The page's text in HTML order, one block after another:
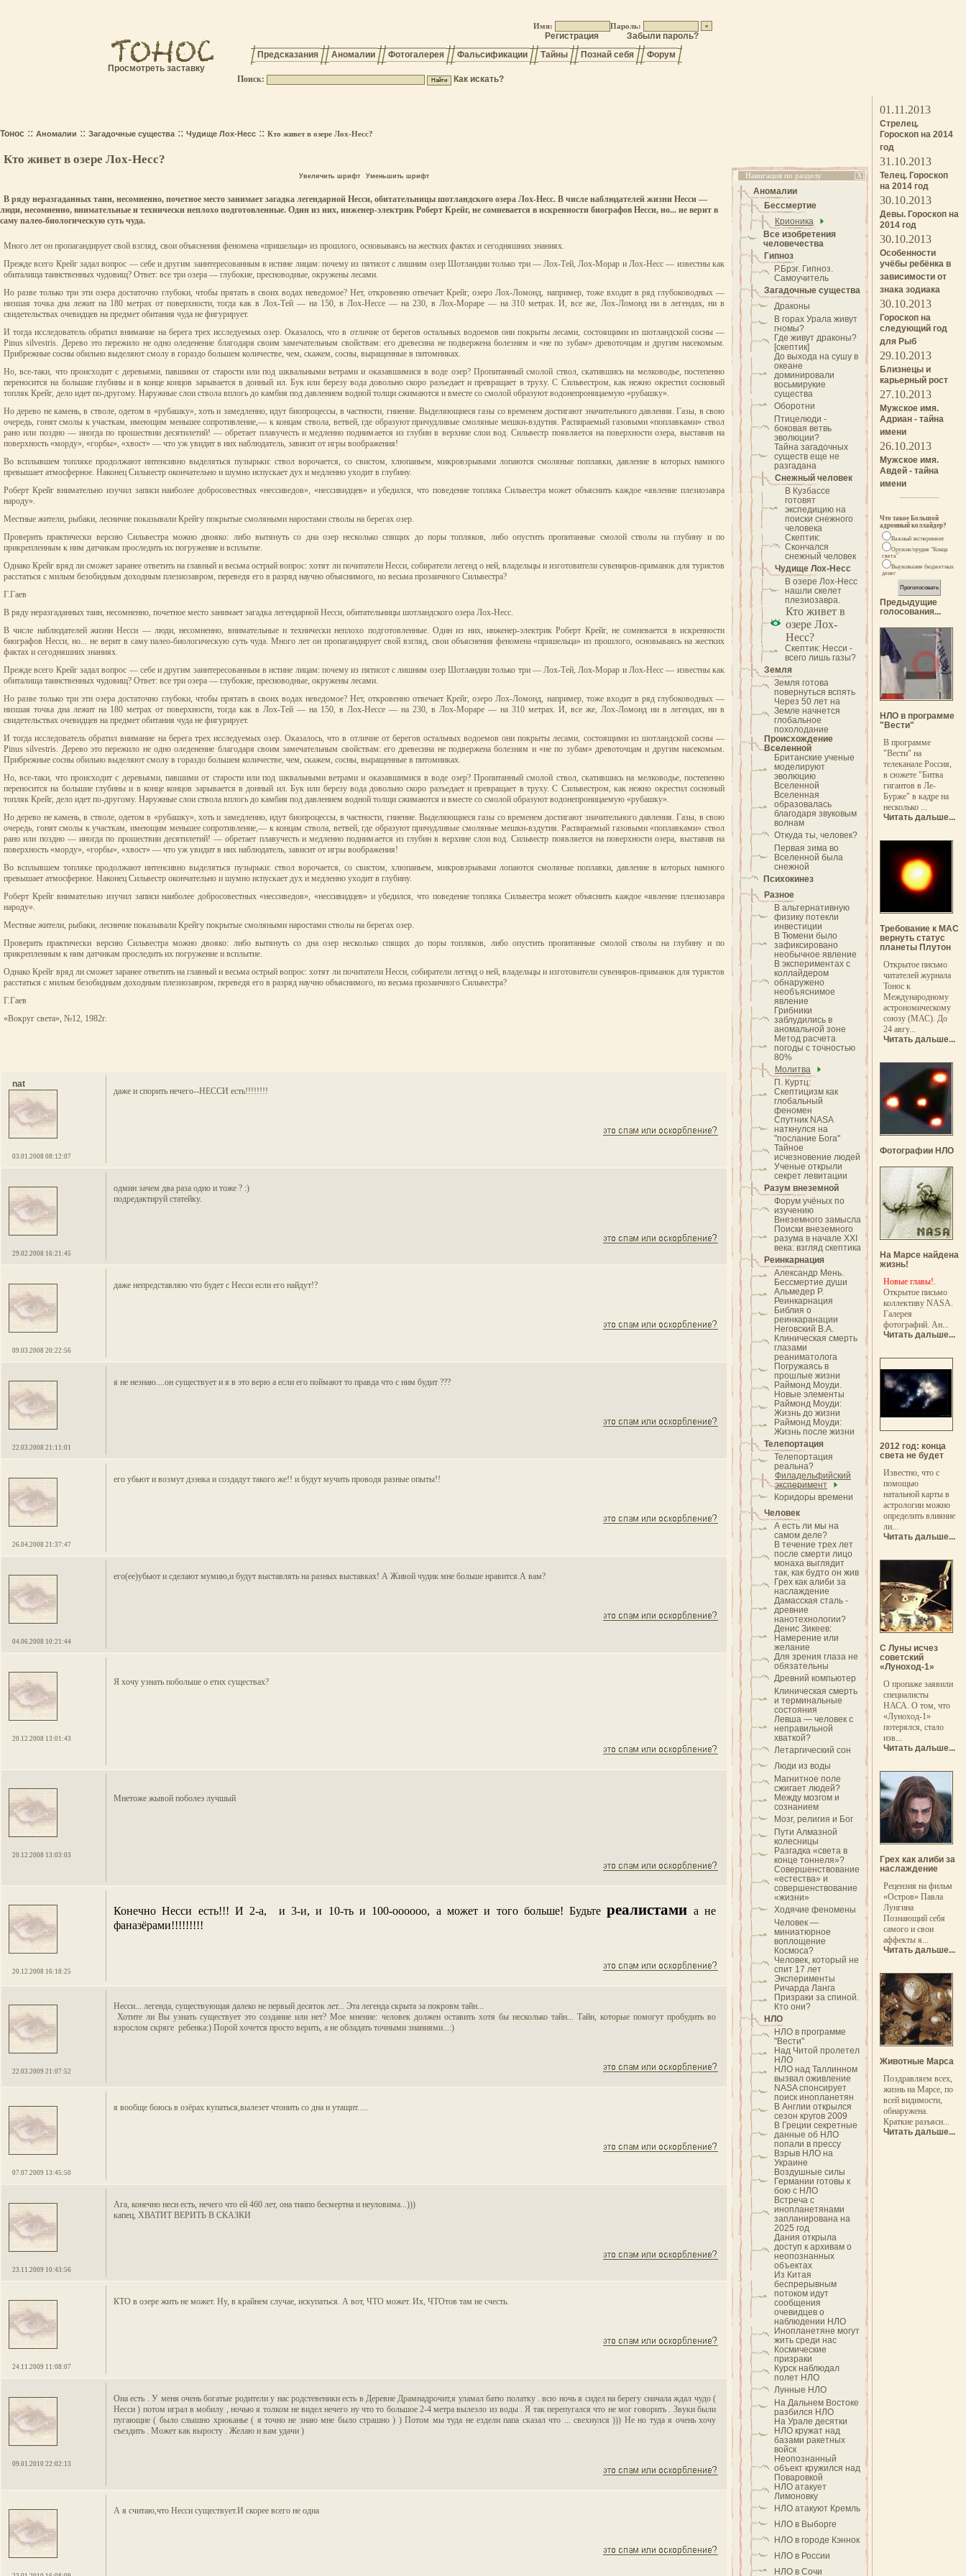
Имя: Пароль:
Регистрация
Забыли пароль?
Предсказания
Аномалии Фотогалерея Фальсификации Тайны Познай себя Форум
Поиск: Как искать?
Тонос :: Аномалии :: Загадочные существа :: Чудище Лох-Несс :: Кто живет в озере Лох-Несс?
Кто живет в озере Лох-Несс?
Увеличить шрифт Уменьшить шрифт
В ряду неразгаданных таин, несомненно, почетное место занимает загадка легендарной Несси, обитательницы шотландского озера Лох-Несс. В числе наблюдателей жизни Несси —
люди, несомненно, внимательные и технически неплохо подготовленные. Один из них, инженер-электрик Роберт Крейг, не сомневается в искренности биографов Несси, но... не верит в
саму палео-биологическую суть чуда.
Много лет он пропагандирует свой взгляд, свои объяснения феномена «пришельца» из прошлого, основываясь на жестких фактах и сегодняшних знаниях.
Прежде всего Крейг задал вопрос — себе и другим заинтересованным в истине лицам: почему из пятисот с лишним озер Шотландии только три — Лох-Тей, Лох-Морар и Лох-Несс — известны как
обиталища таинственных чудовищ? Ответ: все три озера — глубокие, пресноводные, окружены лесами.
Но разве только три эти озера достаточно глубоки, чтобы прятать в своих водах неведомое? Нет, откровенно отвечает Крейг, озеро Лох-Ломонд, например, тоже входит в ряд глубоководных —
низшая точка дна лежит на 180 метрах от поверхности, тогда как в Лох-Тей — на 150, в Лох-Нессе — на 230, в Лох-Мораре — на 310 метрах. И, все же, Лох-Ломонд ни в легендах, ни в
свидетельствах очевидцев на предмет обитания чуда не фигурирует.
И тогда исследователь обратил внимание на берега трех исследуемых озер. Оказалось, что в отличие от берегов остальных водоемов они покрыты лесами, состоящими из шотландской сосны —
Pinus silvestris. Дерево это пережило не одно оледенение благодаря своим замечательным свойствам: его древесина не подвержена болезням и «не по зубам» древоточцам и другим насекомым.
Прибрежные сосны обильно выделяют смолу в гораздо большем количестве, чем, скажем, сосны, выращенные в питомниках.
Но, все-таки, что происходит с деревьями, павшими от старости или под шквальными ветрами и оказавшимися в воде озер? Пропитанный смолой ствол, скатившись на мелководье, постепенно
переносится на большие глубины и в конце концов зарывается в донный ил. Бук или березу вода довольно скоро разъедает и превращает в труху. С Сильвестром, как нежно окрестил сосновый
топляк Крейг, дело идет по-другому. Наружные слои ствола вплогь до камбия под давлением водной толщи сжимаются и вместе со смолой образуют водонепроницаемую «рубашку».
Но дерево не камень, в стволе, одетом в «рубашку», хоть и замедленно, идут биопроцессы, в частности, гниение. Выделяющиеся газы со временем достигают значительного давления. Газы, в свою
очередь, гонят смолы к участкам, имеющим меньшее сопротивление,— к концам ствола, ветвей, где образуют причудливые смоляные мешкн-вздутия. Распираемый газовыми «поплавками» ствол
рано или поздно — иногда по прошествии десятилетий! — обретает плавучесть и медленно поднимается из глубин в верхние слои вод. Сильвестр появляется на поверхности озера, выставив на
поверхность «морду», «горбы», «хвост» — что уж увидит в них наблюдатель, зависит от игры воображения!
Во всплывшем топляке продолжают интенсивно выделяться пузырьки: ствол ворочается, со свистом, хлюпаньем, микровзрывами лопаются смоляные поплавки, давление в которых намного
превышает атмосферное. Наконец Сильвестр окончательно и шумно испускает дух и медленно уходит в глубину.
Роберт Крейг внимательно изучил записи наиболее добросовестных «нессиведов», «нессивидцев» и убедился, что поведение топляка Сильвестра может объяснить каждое «явление плезиозавра
народу».
Местные жители, рыбаки, лесничие показывали Крейгу покрытые смоляными наростами стволы на берегах озер.
Проверить практически версию Сильвестра можно двояко: либо вытянуть со дна озер несколько спящих до поры топляков, либо опустить пропитанные смолой стволы на глубину и по
прикрепленным к ним датчикам проследить их погружение и всплытие.
Однако Крейг вряд ли сможет заранее ответить на главный и весьма острый вопрос: хотят ли почитатели Несси, собиратели легенд о ней, владельцы и изготовители сувениров-приманок для туристов
расстаться с милым безобидным доходным плезиозавром, переведя его в разряд научно объяснимого, но весьма прозаичного Сильвестра?
Г.Гаев
В ряду неразгаданных таин, несомненно, почетное место занимает загадка легендарной Несси, обитательницы шотландского озера Лох-Несс.
В числе наблюдателей жизни Несси — люди, несомненно, внимательные и технически неплохо подготовленные. Один из них, инженер-электрик Роберт Крейг, не сомневается в искренности
биографов Несси, но... не верит в саму палео-биологическую суть чуда. Много лет он пропагандирует свой взгляд, свои объяснения феномена «пришельца» из прошлого, основываясь на жестких
фактах и сегодняшних знаниях.
Прежде всего Крейг задал вопрос — себе и другим заинтересованным в истине лицам: почему из пятисот с лишним озер Шотландии только три — Лох-Тей, Лох-Морар и Лох-Несс — известны как
обиталища таинственных чудовищ? Ответ: все три озера — глубокие, пресноводные, окружены лесами.
Но разве только три эти озера достаточно глубоки, чтобы прятать в своих водах неведомое? Нет, откровенно отвечает Крейг, озеро Лох-Ломонд, например, тоже входит в ряд глубоководных —
низшая точка дна лежит на 180 метрах от поверхности, тогда как в Лох-Тей — на 150, в Лох-Нессе — на 230, в Лох-Мораре — на 310 метрах. И, все же, Лох-Ломонд ни в легендах, ни в
свидетельствах очевидцев на предмет обитания чуда не фигурирует.
И тогда исследователь обратил внимание на берега трех исследуемых озер. Оказалось, что в отличие от берегов остальных водоемов они покрыты лесами, состоящими из шотландской сосны —
Pinus silvestris. Дерево это пережило не одно оледенение благодаря своим замечательным свойствам: его древесина не подвержена болезням и «не по зубам» древоточцам и другим насекомым.
Прибрежные сосны обильно выделяют смолу в гораздо большем количестве, чем, скажем, сосны, выращенные в питомниках.
Но, все-таки, что происходит с деревьями, павшими от старости или под шквальными ветрами и оказавшимися в воде озер? Пропитанный смолой ствол, скатившись на мелководье, постепенно
переносится на большие глубины и в конце концов зарывается в донный ил. Бук или березу вода довольно скоро разъедает и превращает в труху. С Сильвестром, как нежно окрестил сосновый
топляк Крейг, дело идет по-другому. Наружные слои ствола вплогь до камбия под давлением водной толщи сжимаются и вместе со смолой образуют водонепроницаемую «рубашку».
Но дерево не камень, в стволе, одетом в «рубашку», хоть и замедленно, идут биопроцессы, в частности, гниение. Выделяющиеся газы со временем достигают значительного давления. Газы, в свою
очередь, гонят смолы к участкам, имеющим меньшее сопротивление,— к концам ствола, ветвей, где образуют причудливые смоляные мешкн-вздутия. Распираемый газовыми «поплавками» ствол
рано или поздно — иногда по прошествии десятилетий! — обретает плавучесть и медленно поднимается из глубин в верхние слои вод. Сильвестр появляется на поверхности озера, выставив на
поверхность «морду», «горбы», «хвост» — что уж увидит в них наблюдатель, зависит от игры воображения!
Во всплывшем топляке продолжают интенсивно выделяться пузырьки: ствол ворочается, со свистом, хлюпаньем, микровзрывами лопаются смоляные поплавки, давление в которых намного
превышает атмосферное. Наконец Сильвестр окончательно и шумно испускает дух и медленно уходит в глубину.
Роберт Крейг внимательно изучил записи наиболее добросовестных «нессиведов», «нессивидцев» и убедился, что поведение топляка Сильвестра может объяснить каждое «явление плезиозавра
народу».
Местные жители, рыбаки, лесничие показывали Крейгу покрытые смоляными наростами стволы на берегах озер.
Проверить практически версию Сильвестра можно двояко: либо вытянуть со дна озер несколько спящих до поры топляков, либо опустить пропитанные смолой стволы на глубину и по
прикрепленным к ним датчикам проследить их погружение и всплытие.
Однако Крейг вряд ли сможет заранее ответить на главный и весьма острый вопрос: хотят ли почитатели Несси, собиратели легенд о ней, владельцы и изготовители сувениров-приманок для туристов
расстаться с милым безобидным доходным плезиозавром, переведя его в разряд научно объяснимого, но весьма прозаичного Сильвестра?
Г.Гаев
«Вокруг света», №12, 1982г.
nat
03.01.2008 08:12:07
даже и спорить нечего--НЕССИ есть!!!!!!!!
29.02.2008 16:21:45
одмин зачем два раза одно и тоже ? :)
подредактируй статейку.
09.03.2008 20:22:56
даже непредставляю что будет с Несси если его найдут!?
22.03.2008 21:11:01
я не незнаю....он существует и я в это верю а если его поймают то правда что с ним будит ???
26.04.2008 21:37:47
его убьют и возмут дээнка и создадут такого же!! и будут мучить проводя разные опыты!!
04.06.2008 10:21:44
его(ее)убьют и сделают мумию,и будут выставлять на разных выставках! А Живой чудик мне больше нравится.А вам?
20.12.2008 13:01:43
Я хочу узнать побольше о етих существах?
20.12.2008 13:03:03
Мнетоже жывой поболеэ лучшый
20.12.2008 16:18:25
Конечно Несси есть!!! И 2-а, и 3-и, и 10-ть и 100-оооооо, а может и того больше! Будьтереалистами а не
фаназёрами!!!!!!!!!
22.03.2009 21:07:52
Несси... легенда, существующая далеко не первый десяток лет... Эта легенда скрыта за покровм тайн...
Хотите ли Вы узнать существует это создание или нет? Мое мнение: человек должен оставить хотя бы несколько тайн... Тайн, которые помогут пробудить во
взрослом скряге ребенка:) Порой хочется просто верить, а не обладать точными знаниями...:)
07.07.2009 13:45:50
я вообще боюсь в озёрах купаться,вылезет чтонить со дна и утащит.....
23.11.2009 10:43:56
Ага, конечно неси есть, нечего что ей 460 лет, она тиипо бесмертна и неуловима...)))
капец, ХВАТИТ ВЕРИТЬ В СКАЗКИ
24.11.2009 11:08:07
КТО в озере жить не может. Ну, в крайнем случае, искупаться. А вот, ЧТО может. Их, ЧТОтов там не счесть.
09.01.2010 22:02:13
Она есть . У меня очень богатые родители у нас родстевеники есть в Деревне Драмнадрочит,я уламал батю полатку . всю ночь я сидел на берегу сначала ждал чудо (
Несси ) потом играл в мобилу , ночью я толком не видел нечего ну что то большое 2-4 метра вылезло из воды . Я так перепугался что не мог говорить . Звуки были
пугающие ( было слышно хрюканье ( я точно не знаю мне было страшно ) ) Потом мы туда не ездели папа сказал что ... свехнулся ))) Не но туда я очень хочу
съездить . Может как выросту . Желаю и вам удачи )
А я считаю,что Несси существует.И скорее всего не одна
Навигация по разделу X
Аномалии
Бессмертие
Крионика
Все изобретения
человечества
Гипноз
Р.Брэг. Гипноз.
Самоучитель
Загадочные существа
Драконы
В горах Урала живут
гномы?
Где живут драконы?
[скептик]
До выхода на сушу в
океане
доминировали
восьмирукие
существа
Оборотни
Птицелюди -
боковая ветвь
эволюции?
Тайна загадочных
существ еще не
разгадана
Снежный человек
В Кузбассе
готовят
экспедицию на
поиски снежного
человека
Скептик:
Скончался
снежный человек
Чудище Лох-Несс
В озере Лох-Несс
нашли скелет
плезиозавра.
Кто живет в
озере Лох-
Несс?
Скептик: Несси -
всего лишь газы?
Земля
Земля готова
повернуться вспять
Через 50 лет на
Земле начнется
глобальное
похолодание
Происхождение
Вселенной
Британские ученые
моделируют
эволюцию
Вселенной
Вселенная
образовалась
благодаря звуковым
волнам
Откуда ты, человек?
Первая зима во
Вселенной была
снежной
Психокинез
Разное
В альтернативную
физику потекли
инвестиции
В Тюмени было
зафиксировано
необычное явление
В экспериментах с
коллайдером
обнаружено
необъяснимое
явление
Грибники
заблудились в
аномальной зоне
Метод расчета
погоды с точностью
80%
Молитва
П. Куртц:
Скептицизм как
глобальный
феномен
Спутник NASA
наткнулся на
"послание Бога"
Тайное
исчезновение людей
Ученые открыли
секрет левитации
Разум внеземной
Форум учёных по
изучению
Внеземного замысла
Поиски внеземного
разума в начале XXI
века: взгляд скептика
Реинкарнация
Александр Мень.
Бессмертие души
Альмедер Р.
Реинкарнация
Библия о
реинкаранации
Неговский В.А.
Клиническая смерть
глазами
реаниматолога
Погружаясь в
прошлые жизни
Раймонд Моуди.
Новые элементы
Раймонд Моуди:
Жизнь до жизни
Раймонд Моуди:
Жизнь после жизни
Телепортация
Телепортация
реальна?
Филадельфийский
эксперимент
Коридоры времени
Человек
А есть ли мы на
самом деле?
В течение трех лет
после смерти лицо
монаха выглядит
так, как будто он жив
Грех как алиби за
наслаждение
Дамасская сталь -
древние
нанотехнологии?
Денис Зикеев:
Намерение или
желание
Для зрения глаза не
обязательны
Древний компьютер
Клиническая смерть
и терминальные
состояния
Левша — человек с
неправильной
хваткой?
Летаргический сон
Люди из воды
Магнитное поле
сжигает людей?
Между мозгом и
сознанием
Мозг, религия и Бог
Пути Алмазной
колесницы
Разгадка «света в
конце тоннеля»?
Совершенствование
«естества» и
совершенствование
«жизни»
Ходячие феномены
Человек —
миниатюрное
воплощение
Космоса?
Человек, который не
спит 17 лет
Эксперименты
Ричарда Ланга
Призраки за спиной.
Кто они?
НЛО
НЛО в программе
"Вести"
Над Читой пролетел
НЛО
НЛО над Таллинном
вызвал оживление
NASA спонсирует
поиск инопланетян
В Англии открылся
сезон кругов 2009
В Греции секретные
данные об НЛО
попали в прессу
Взрыв НЛО на
Украине
Воздушные силы
Германии готовы к
бою с НЛО
Встреча с
инопланетянами
запланирована на
2025 год
Дания открыла
доступ к архивам о
неопознанных
объектах
Из Китая
беспрерывным
потоком идут
сообщения
очевидцев о
наблюдении НЛО
Инопланетяне могут
жить среди нас
Космические
призраки
Курск наблюдал
полет НЛО
Лунные НЛО
На Дальнем Востоке
разбился НЛО
На Урале десятки
НЛО кружат над
базами ракетных
войск
Неопознанный
объект кружился над
Поваровкой
НЛО атакует
Лимоновку
НЛО атакуют Кремль
НЛО в Выборге
НЛО в городе Кэннок
НЛО в России
НЛО в Сочи
01.11.2013
Стрелец.
Гороскоп на 2014
год
31.10.2013
Телец. Гороскоп
на 2014 год
30.10.2013
Девы. Гороскоп на
2014 год
30.10.2013
Особенности
учёбы ребёнка в
зависимости от
знака зодиака
30.10.2013
Гороскоп на
следующий год
для Рыб
29.10.2013
Близнецы и
карьерный рост
27.10.2013
Мужское имя.
Адриан - тайна
имени
26.10.2013
Мужское имя.
Авдей - тайна
имени
Что такое Большой
адронный коллайдер?
Важный эксперимент
Оружие/орудие "Конца
света"
Выуживание бюджетных
денег
Предыдущие
голосования...
НЛО в программе
"Вести"
В программе
"Вести" на
телеканале Россия,
в сюжете "Битва
гигантов в Ле-
Бурже" в кадре на
несколько ...
Читать дальше...
Требование к МАС
вернуть статус
планеты Плутон
Открытое письмо
читателей журнала
Тонос к
Международному
астрономическому
союзу (МАС). До
24 авгу...
Читать дальше...
Фотографии НЛО
На Марсе найдена
жизнь!
Новые главы!.
Открытое письмо
коллективу NASA.
Галерея
фотографий. Ан...
Читать дальше...
2012 год: конца
света не будет
Известно, что с
помощью
натальной карты в
астрологии можно
определить влияние
ли...
Читать дальше...
С Луны исчез
советский
«Луноход-1»
О пропаже заявили
специалисты
НАСА. О том, что
«Луноход-1»
потерялся, стало
изв...
Читать дальше...
Грех как алиби за
наслаждение
Рецензия на фильм
«Остров» Павла
Лунгина
Познающий себя
самого и свои
аффекты я...
Читать дальше...
Животные Марса
Поздравляем всех,
жизнь на Марсе, по
всей видимости,
обнаружена.
Краткие разъясн...
Читать дальше...
Просмотреть заставку